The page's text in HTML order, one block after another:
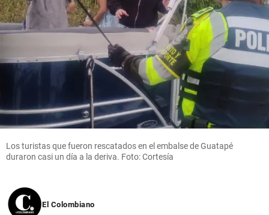
Los turistas que fueron rescatados en el embalse de Guatapé
duraron casi un día a la deriva. Foto: Cortesía
El Colombiano